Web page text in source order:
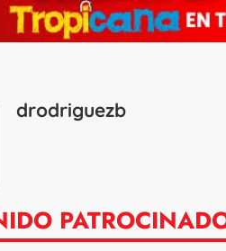
drodriguezb